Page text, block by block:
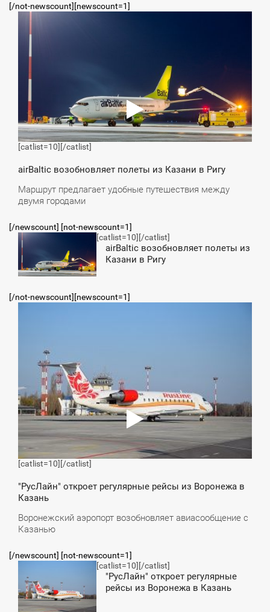
[/not-newscount][newscount=1]
[catlist=10] [/catlist]
airBaltic возобновляет полеты из Казани в Ригу
Маршрут предлагает удобные путешествия между
двумя городами
[/newscount] [not-newscount=1]
[catlist=10] [/catlist]
airBaltic возобновляет полеты из
Казани в Ригу
[/not-newscount][newscount=1]
[catlist=10] [/catlist]
"РусЛайн" откроет регулярные рейсы из Воронежа в
Казань
Воронежский аэропорт возобновляет авиасообщение с
Казанью
[/newscount] [not-newscount=1]
[catlist=10] [/catlist]
"РусЛайн" откроет регулярные
рейсы из Воронежа в Казань